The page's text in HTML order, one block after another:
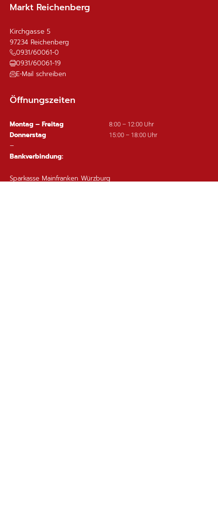
Markt Reichenberg
Kirchgasse 5
97234 Reichenberg
0931/60061-0
0931/60061-19
E-Mail schreiben
Öffnungszeiten
Montag – Freitag 8:00 – 12:00 Uhr
Donnerstag 15:00 – 18:00 Uhr
–
Bankverbindung:
Sparkasse Mainfranken Würzburg